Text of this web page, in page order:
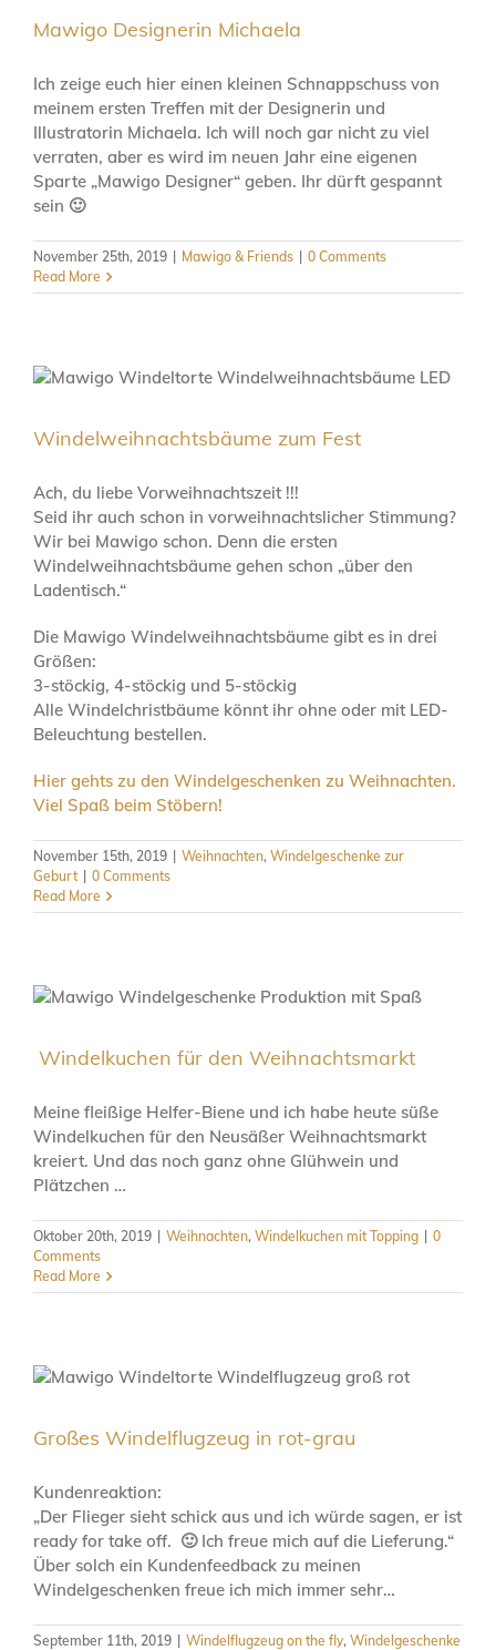
Mawigo Designerin Michaela
Ich zeige euch hier einen kleinen Schnappschuss von
meinem ersten Treffen mit der Designerin und
Illustratorin Michaela. Ich will noch gar nicht zu viel
verraten, aber es wird im neuen Jahr eine eigenen
Sparte „Mawigo Designer“ geben. Ihr dürft gespannt
sein 🙂
November 25th, 2019 | Mawigo & Friends | 0 Comments
Read More
Windelweihnachtsbäume zum Fest
Ach, du liebe Vorweihnachtszeit !!!
Seid ihr auch schon in vorweihnachtslicher Stimmung?
Wir bei Mawigo schon. Denn die ersten
Windelweihnachtsbäume gehen schon „über den
Ladentisch.“
Die Mawigo Windelweihnachtsbäume gibt es in drei
Größen:
3-stöckig, 4-stöckig und 5-stöckig
Alle Windelchristbäume könnt ihr ohne oder mit LED-
Beleuchtung bestellen.
Hier gehts zu den Windelgeschenken zu Weihnachten.
Viel Spaß beim Stöbern!
November 15th, 2019 | Weihnachten, Windelgeschenke zur
Geburt | 0 Comments
Read More
Windelkuchen für den Weihnachtsmarkt
Meine fleißige Helfer-Biene und ich habe heute süße
Windelkuchen für den Neusäßer Weihnachtsmarkt
kreiert. Und das noch ganz ohne Glühwein und
Plätzchen …
Oktober 20th, 2019 | Weihnachten, Windelkuchen mit Topping | 0
Comments
Read More
Großes Windelflugzeug in rot-grau
Kundenreaktion:
„Der Flieger sieht schick aus und ich würde sagen, er ist
ready for take off. 🙂 Ich freue mich auf die Lieferung.“
Über solch ein Kundenfeedback zu meinen
Windelgeschenken freue ich mich immer sehr…
September 11th, 2019 | Windelflugzeug on the fly, Windelgeschenke